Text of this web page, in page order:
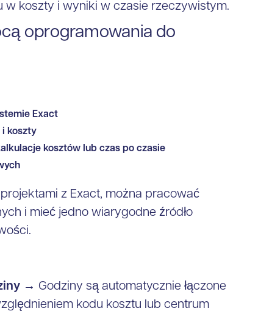
w koszty i wyniki w czasie rzeczywistym.
oprogramowania do
Exact
i koszty
kosztów lub czas po czasie
z Exact, można pracować
i mieć jedno wiarygodne źródło
→ Godziny są automatycznie łączone
kodu kosztu lub centrum